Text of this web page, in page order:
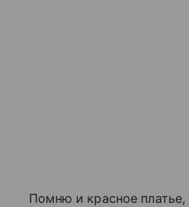
Помню и красное